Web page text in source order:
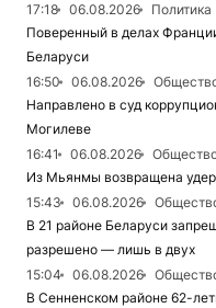
17:18
06.08.2026
Политика
Поверенный в делах
Беларуси
16:50
06.08.2026
Направлено в суд
Могилеве
16:41
06.08.2026
Из Мьянмы возвращена
15:43
06.08.2026
В 21 районе Беларуси
разрешено — лишь в двух
15:04
06.08.2026
В Сенненском районе 62-